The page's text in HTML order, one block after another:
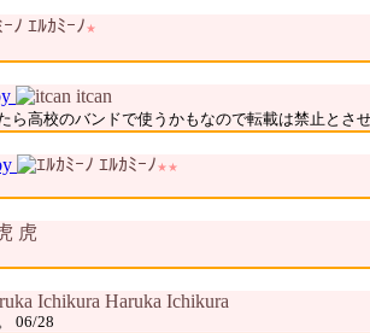
ｴﾙｶﾐｰﾉ★
itcan
ら高校のバンドで使うかもなので転載は禁止とさ
ｴﾙｶﾐｰﾉ★★
虎
Haruka Ichikura
06/28